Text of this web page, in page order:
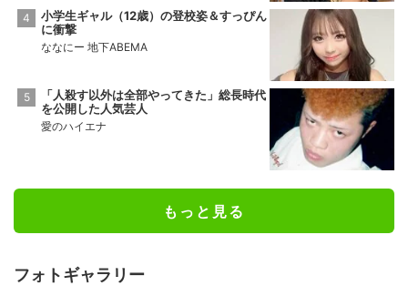
小学生ギャル（12歳）の登校姿＆すっぴん
に衝撃
ななにー 地下ABEMA
「人殺す以外は全部やってきた」総長時代
を公開した人気芸人
愛のハイエナ
もっと見る
フォトギャラリー